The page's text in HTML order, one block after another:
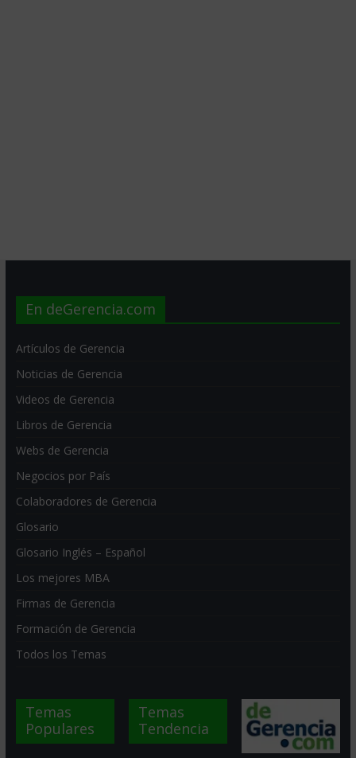
En deGerencia.com
Artículos de Gerencia
Noticias de Gerencia
Videos de Gerencia
Libros de Gerencia
Webs de Gerencia
Negocios por País
Colaboradores de Gerencia
Glosario
Glosario Inglés – Español
Los mejores MBA
Firmas de Gerencia
Formación de Gerencia
Todos los Temas
Temas
Populares
Temas
Tendencia